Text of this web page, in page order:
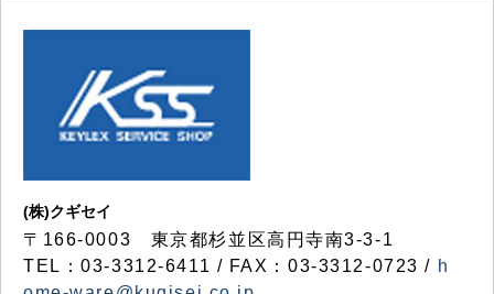
(株)クギセイ
〒166-0003 東京都杉並区高円寺南3-3-1
TEL：03-3312-6411 / FAX：03-3312-0723 / h